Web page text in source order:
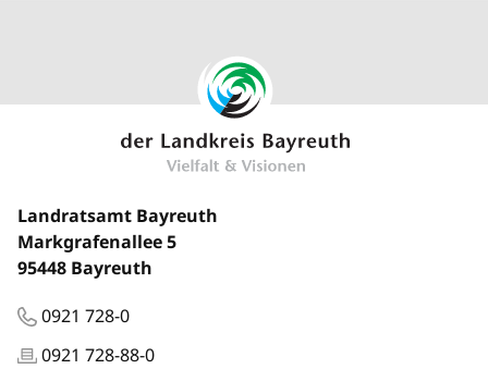
Landratsamt Bayreuth
Markgrafenallee 5
95448 Bayreuth
0921 728-0
0921 728-88-0